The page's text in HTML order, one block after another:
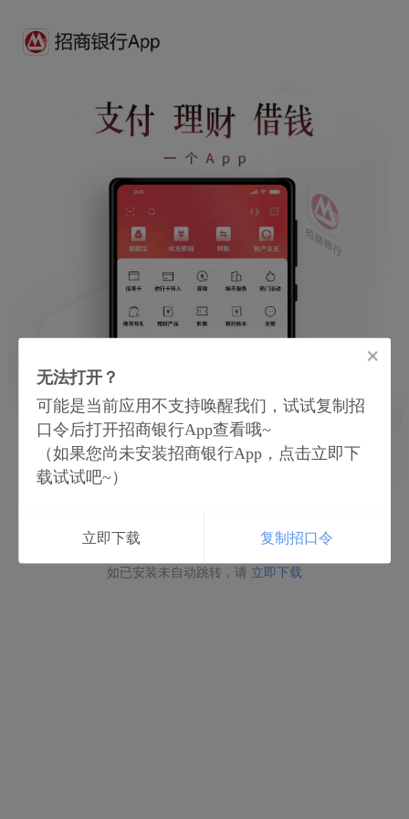
无法打开？
可能是当前应用不支持唤醒我们，试试复制招
口令后打开招商银行App查看哦~
（如果您尚未安装招商银行App，点击立即下
载试试吧~）
立即下载 复制招口令
如已安装未自动跳转，请 立即下载